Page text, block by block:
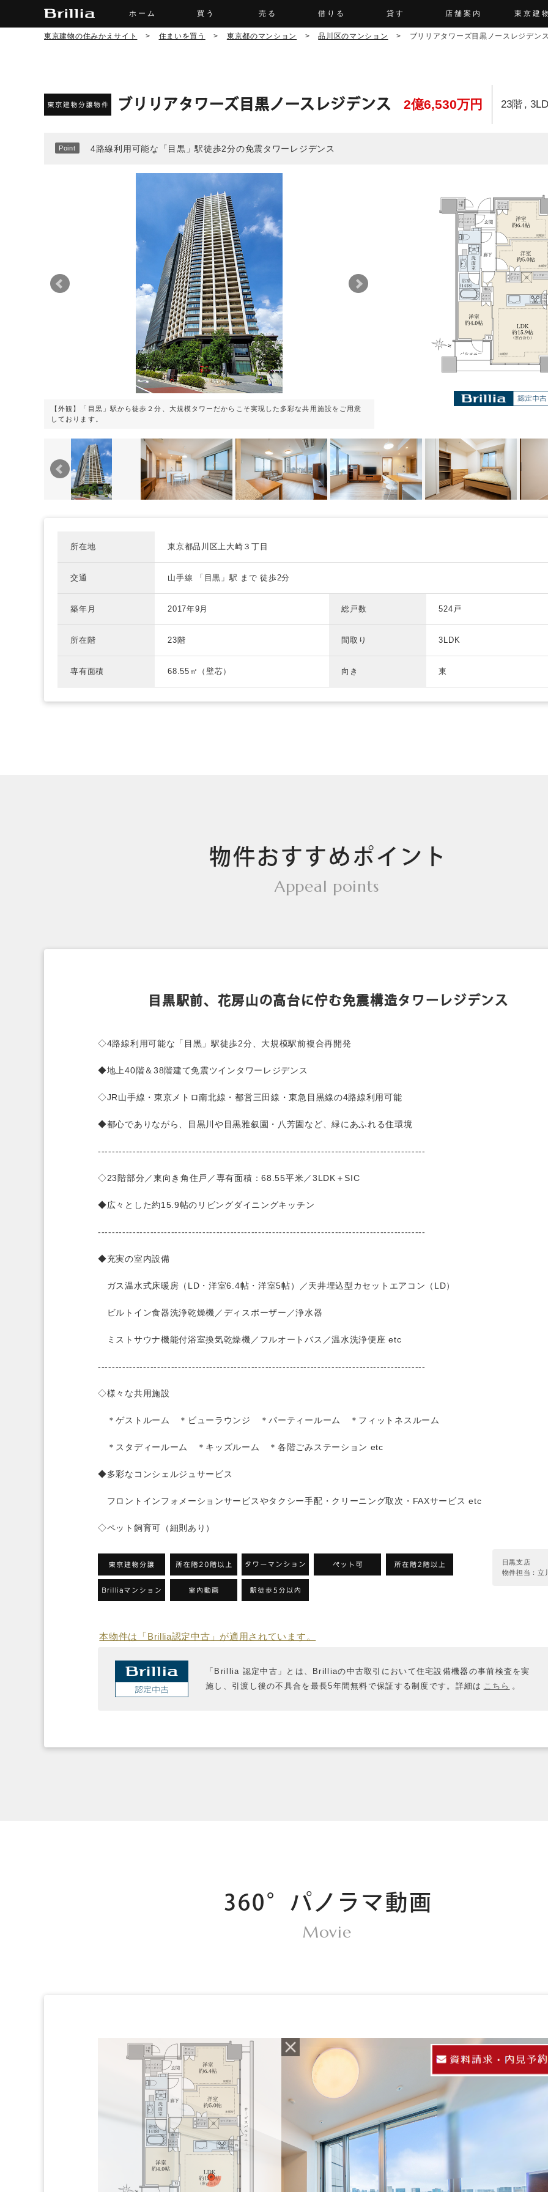
ホーム 買う 売る 借りる 貸す 店舗案内 東京建
東京建物の住みかえサイト > 住まいを買う > 東京都のマンション > 品川区のマンション > ブリリアタワーズ目黒ノースレジデン
ブリリアタワーズ目黒ノースレジデンス 2億6,530万円 23階
4路線利用可能な「目黒」駅徒歩2分の免震タワーレジデンス
【外観】「目黒」駅から徒歩２分、大規模タワーだからこそ実現した多彩な共用施設をご用意
しております。
所在地 東京都品川区上大崎３丁目
交通 山手線 「目黒」駅 まで 徒歩2分
築年月 2017年9月 総戸数 524戸
所在階 23階 間取り 3LDK
専有面積 68.55㎡（壁芯） 向き 東
物件おすすめポイント
Appeal points
目黒駅前、花房山の高台に佇む免震構造タワーレジデンス
◇4路線利用可能な「目黒」駅徒歩2分、大規模駅前複合再開発
◆地上40階＆38階建て免震ツインタワーレジデンス
◇JR山手線・東京メトロ南北線・都営三田線・東急目黒線の4路線利用可能
◆都心でありながら、目黒川や目黒雅叙園・八芳園など、緑にあふれる住環境
----------------------------------------------------------------------------------------------
◇23階部分／東向き角住戸／専有面積：68.55平米／3LDK＋SIC
◆広々とした約15.9帖のリビングダイニングキッチン
----------------------------------------------------------------------------------------------
◆充実の室内設備
ガス温水式床暖房（LD・洋室6.4帖・洋室5帖）／天井埋込型カセットエアコン（LD）
ビルトイン食器洗浄乾燥機／ディスポーザー／浄水器
ミストサウナ機能付浴室換気乾燥機／フルオートバス／温水洗浄便座 etc
----------------------------------------------------------------------------------------------
◇様々な共用施設
＊ゲストルーム ＊ビューラウンジ ＊パーティールーム ＊フィットネスルーム
＊スタディールーム ＊キッズルーム ＊各階ごみステーション etc
◆多彩なコンシェルジュサービス
フロントインフォメーションサービスやタクシー手配・クリーニング取次・FAXサービス etc
◇ペット飼育可（細則あり）
目黒支店
物件担当：立
本物件は「Brillia認定中古」が適用されています。
「Brillia 認定中古」とは、Brilliaの中古取引において住宅設備機器の事前検査を実
施し、引渡し後の不具合を最長5年間無料で保証する制度です。詳細は こちら 。
360°パノラマ動画
Movie